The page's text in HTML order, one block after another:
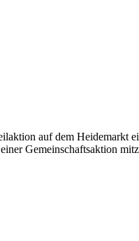
auf dem Heidemarkt
Gemeinschaftsaktion